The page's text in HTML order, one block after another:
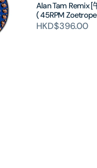
Alan Tam Remix [
( 45RPM
HKD$396.00